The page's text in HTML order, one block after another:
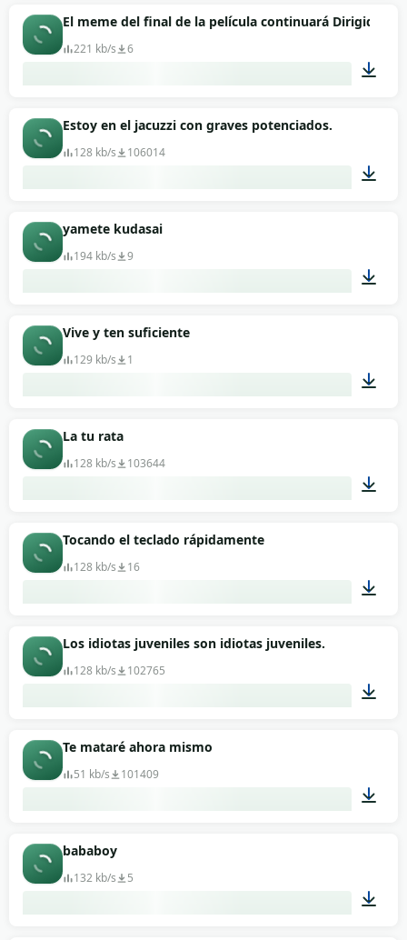
00:11
El meme del final de la película continuará Dirigido por
221 kb/s 6
Estoy en el jacuzzi con graves potenciados.
128 kb/s 106014
yamete kudasai
194 kb/s 9
Vive y ten suficiente
129 kb/s 1
La tu rata
128 kb/s 103644
Tocando el teclado rápidamente
128 kb/s 16
Los idiotas juveniles son idiotas juveniles.
128 kb/s 102765
Te mataré ahora mismo
51 kb/s 101409
bababoy
132 kb/s 5